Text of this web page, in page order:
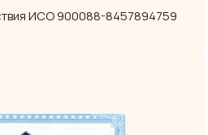
ИСО 900088-8457894759